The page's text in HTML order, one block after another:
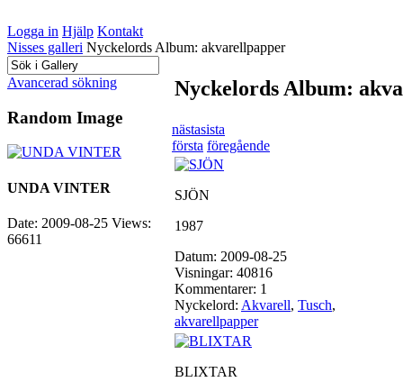
Logga in Hjälp Kontakt
Nisses galleri Nyckelords Album: akvarellpapper
Avancerad sökning
Random Image
UNDA VINTER
Date: 2009-08-25 Views:
66611
Nyckelords Album:
nästasista
första föregående
SJÖN
1987
Datum: 2009-08-25
Visningar: 40816
Kommentarer: 1
Nyckelord: Akvarell, Tusch,
akvarellpapper
BLIXTAR